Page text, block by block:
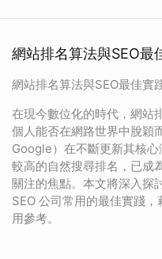
網站排名算法與SEO最
網站排名算法與SEO最佳實
在現今數位化的時代，網站
個人能否在網路世界中脫穎
Google）在不斷更新其核
較高的自然搜尋排名，已成
關注的焦點。本文將深入探
SEO 公司常用的最佳實踐
用參考。